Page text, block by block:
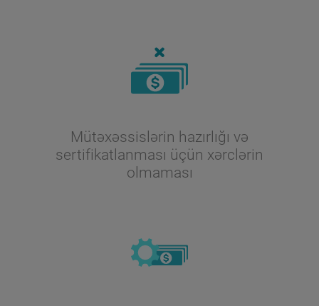
Mütəxəssislərin hazırlığı və
sertifikatlanması üçün xərclərin
olmaması